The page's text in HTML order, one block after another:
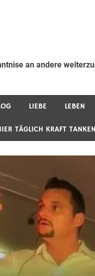
an andere
LIEBE LEBEN
TÄGLICH KRAFT TANKEN